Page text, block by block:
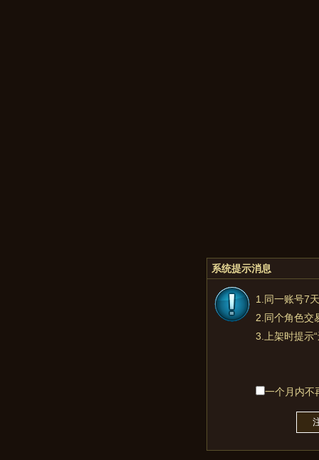
系统提示消息
1.同一账号7
2.同个角色交
3.上架时提示
一个月内不